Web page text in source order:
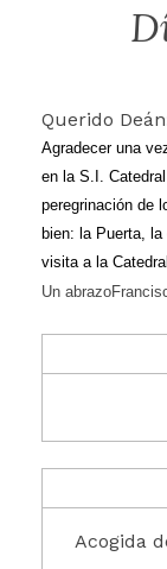
Querido
Agradecer una
en la S.I.
peregrinación de
bien: la Puerta,
visita a la
Un abrazo
Acogida